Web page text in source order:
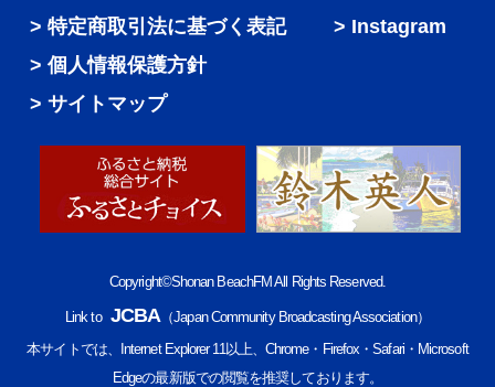
特定商取引法に基づく表記
個人情報保護方針
サイトマップ
Instagram
Copyright©Shonan BeachFM All Rights Reserved.
Link to JCBA（Japan Community Broadcasting Association）
本サイトでは、Internet Explorer 11以上、Chrome・Firefox・Safari・Microsoft
Edgeの最新版での閲覧を推奨しております。